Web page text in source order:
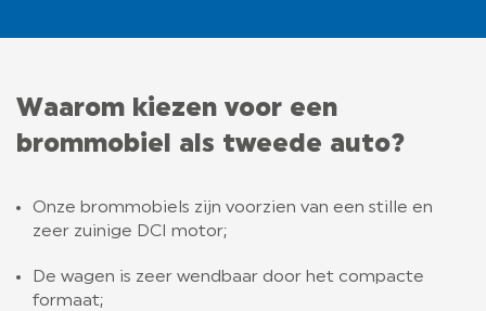
Waarom kiezen voor een
brommobiel als tweede auto?
Onze brommobiels zijn voorzien van een stille en
zeer zuinige DCI motor;
De wagen is zeer wendbaar door het compacte
formaat;